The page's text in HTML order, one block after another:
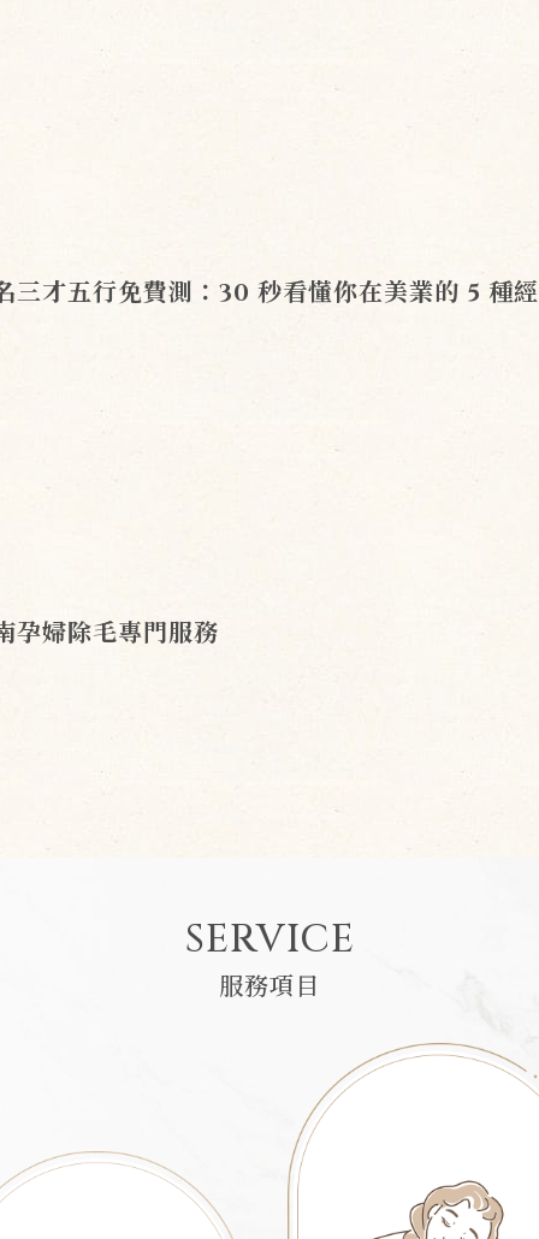
三才五行免費測：30 秒看懂你在美業的 5 種
孕婦除毛專門服務
SERVICE
服務項目